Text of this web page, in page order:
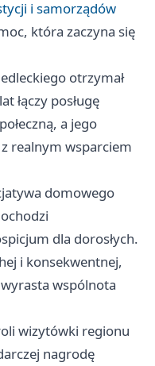
i samorządów
która zaczyna się
otrzymał
łączy posługę
a jego
realnym wsparciem
domowego
dla dorosłych.
i konsekwentnej,
wspólnota
wizytówki regionu
nagrodę